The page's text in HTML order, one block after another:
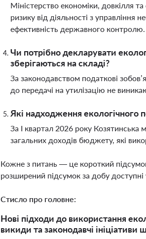
Міністерство економіки, довкілля
ризику від діяльності з управління
ефективність державного контролю.
Чи потрібно декларувати
зберігаються на складі?
За законодавством податкові
до передачі на утилізацію не
Які надходження екологічного
За І квартал 2026 року
загальних доходів бюджету, які
Кожне з питань — це короткий
розширений підсумок за добу доступні
Стисло про головне:
Нові підходи до використання
викиди та законодавчі